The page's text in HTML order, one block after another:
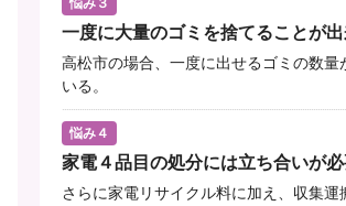
悩み３
一度に大量のゴミを捨てることが
高松市の場合、一度に出せるゴミの数量
いる。
悩み４
家電４品目の処分には立ち合いが
さらに家電リサイクル料に加え、収集運